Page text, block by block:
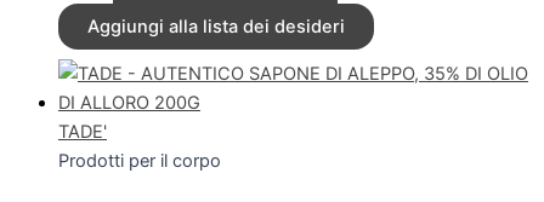
Aggiungi alla lista dei desideri
TADE'
Prodotti per il corpo